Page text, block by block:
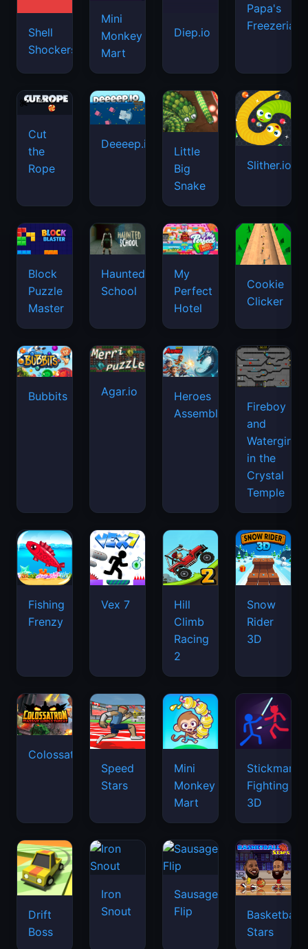
Shell
Shockers
Mini
Monkey
Mart
Diep.io
Papa's
Freezeria
Cut
the
Rope
Deeeep.io
Little
Big
Snake
Slither.io
Block
Puzzle
Master
Haunted
School
My
Perfect
Hotel
Cookie
Clicker
Bubbits Agar.io
Heroes
Assemble
Fireboy
and
Watergirl
in the
Crystal
Temple
Fishing
Frenzy
Vex 7
Hill
Climb
Racing
2
Snow
Rider
3D
Colossatron
Speed
Stars
Mini
Monkey
Mart
Stickman
Fighting
3D
Drift
Boss
Iron
Snout
Sausage
Flip
Basketball
Stars